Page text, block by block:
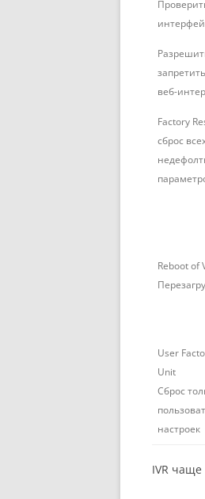
веб-
Factory
сброс
Reboot of
User
Unit
Сброс
настроек
IVR